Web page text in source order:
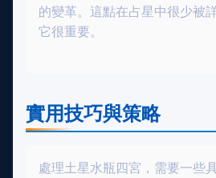
的變革。這點在占星中很少被
它很重要。
實用技巧與策略
處理土星水瓶四宮，需要一些